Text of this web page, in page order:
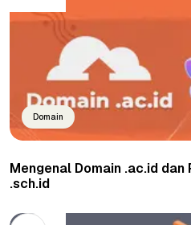
Domain
Mengenal Domain .ac.id
.sch.id